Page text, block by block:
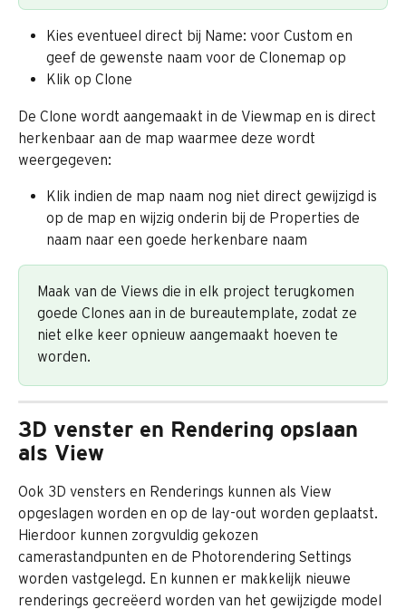
Kies eventueel direct bij Name: voor Custom en
geef de gewenste naam voor de Clonemap op
Klik op Clone
De Clone wordt aangemaakt in de Viewmap en is direct
herkenbaar aan de map waarmee deze wordt
weergegeven:
Klik indien de map naam nog niet direct gewijzigd is
op de map en wijzig onderin bij de Properties de
naam naar een goede herkenbare naam
Maak van de Views die in elk project terugkomen
goede Clones aan in de bureautemplate, zodat ze
niet elke keer opnieuw aangemaakt hoeven te
worden.
3D venster en Rendering opslaan
als View
Ook 3D vensters en Renderings kunnen als View
opgeslagen worden en op de lay-out worden geplaatst.
Hierdoor kunnen zorgvuldig gekozen
camerastandpunten en de Photorendering Settings
worden vastgelegd. En kunnen er makkelijk nieuwe
renderings gecreëerd worden van het gewijzigde model